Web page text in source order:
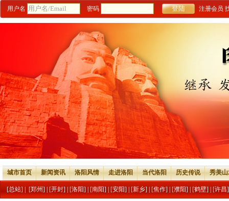
用户名 密码 注册会员
城市首页 新闻资讯 洛阳风情 走进洛阳 当代洛阳 历史传说 秀美
[总站] [郑州] [开封] [洛阳] [南阳] [安阳] [新乡] [焦作] [濮阳] [鹤壁] [许昌]